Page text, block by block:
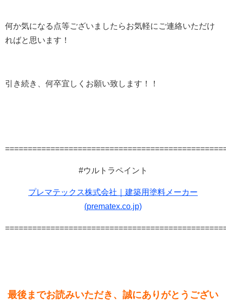
何か気になる点等ございましたらお気軽にご連絡いただけ
ればと思います！
引き続き、何卒宜しくお願い致します！！
#ウルトラペイント
プレマテックス株式会社｜建築用塗料メーカー
(prematex.co.jp)
最後までお読みいただき、誠にありがとうござい